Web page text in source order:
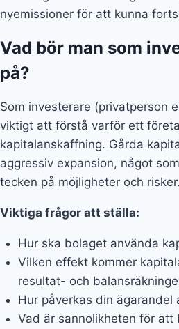
nyemissioner för att kunna
Vad bör man som
på?
Som investerare (privatperson
viktigt att förstå varför ett
kapitalanskaffning. Gårda
aggressiv expansion, något
tecken på möjligheter och risker.
Viktiga frågor att ställa:
Hur ska bolaget använda
Vilken effekt kommer
resultat- och
Hur påverkas din ägarandel
Vad är sannolikheten för att